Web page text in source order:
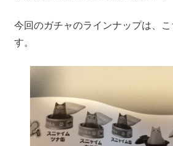
今回のガチャのラインナップは、
す。